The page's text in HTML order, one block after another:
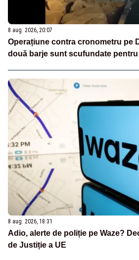
8 aug. 2026, 20:07
Operațiune contra cronometru pe
două barje sunt scufundate
8 aug. 2026, 18:31
Adio, alerte de poliție pe Waze?
de Justiție a UE